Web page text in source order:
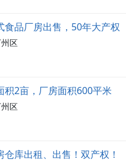
食品厂房出售，50年大产权
区
积2亩，厂房面积600平米
区
库出租、出售！双产权！